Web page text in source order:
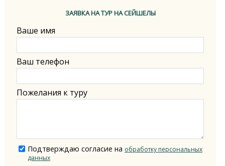
ЗАЯВКА НА ТУР НА СЕЙШЕЛЫ
Ваше имя
Ваш телефон
Пожелания к туру
Подтверждаю согласие на обработку персональных
данных